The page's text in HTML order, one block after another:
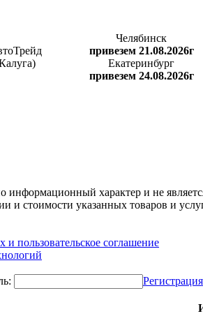
Челябинск
привезем 21.08.2026г
Екатеринбург
привезем 24.08.2026г
информационный характер и не
стоимости указанных товаров и
пользовательское соглашение
Регистрация